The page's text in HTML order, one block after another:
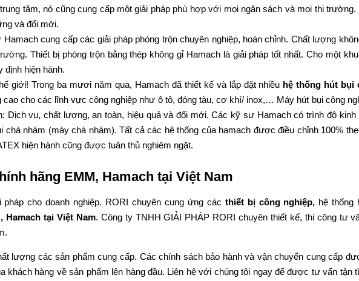
tâm, nó cũng cung cấp một giải pháp phù hợp với mọi ngân sách và mọi thị trường.
và đổi mới.
cung cấp các giải pháp phòng trộn chuyên nghiệp, hoàn chỉnh. Chất lượng
Thiết bị phòng trộn bằng thép không gỉ Hamach là giải pháp tốt nhất. Cho một
định hiện hành.
giới! Trong ba mươi năm qua, Hamach đã thiết kế và lắp đặt nhiều hệ thống hút bụi
cho các lĩnh vực công nghiệp như ô tô, đóng tàu, cơ khí/ inox,… Máy hút bụi công
Dịch vụ, chất lượng, an toàn, hiệu quả và đổi mới. Các kỹ sư Hamach có trình độ kinh
chà nhám (máy chà nhám). Tất cả các hệ thống của hamach được điều chỉnh 100%
hiện hành cũng được tuân thủ nghiêm ngặt.
hãng EMM, Hamach tại Việt Nam
cho doanh nghiệp. RORI chuyên cung ứng các thiết bị công nghiệp, hệ thống
Hamach tạiViệt Nam. Công ty TNHH GIẢI PHÁP RORI chuyên thiết kế, thi công tư
lượng các sản phẩm cung cấp. Các chính sách bảo hành và vận chuyển cung cấp
khách hàng về sản phẩm lên hàng đầu. Liên hệ với chúng tôi ngay để được tư vấn tận